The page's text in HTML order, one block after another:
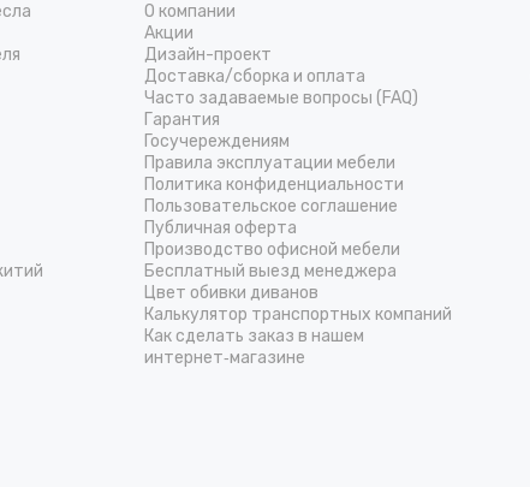
О компании
Акции
Дизайн-проект
Доставка/cборка и оплата
Часто задаваемые вопросы (FAQ)
Гарантия
Госучереждениям
Правила эксплуатации мебели
Политика конфиденциальности
Пользовательское соглашение
Публичная оферта
Производство офисной мебели
Бесплатный выезд менеджера
Цвет обивки диванов
Калькулятор транспортных компаний
Как сделать заказ в нашем
интернет‑магазине